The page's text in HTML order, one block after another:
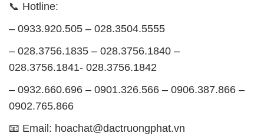
📞 Hotline:
– 0933.920.505 – 028.3504.5555
– 028.3756.1835 – 028.3756.1840 –
028.3756.1841- 028.3756.1842
– 0932.660.696 – 0901.326.566 – 0906.387.866 –
0902.765.866
📧 Email: hoachat@dactruongphat.vn